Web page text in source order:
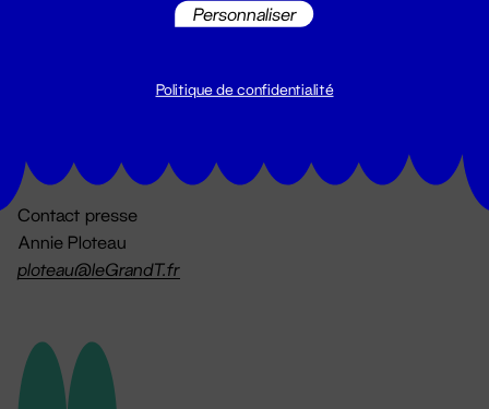
billetterie@leGrandT.fr
Contact presse
Annie Ploteau
ploteau@leGrandT.fr
Personnaliser
Politique de confidentialité